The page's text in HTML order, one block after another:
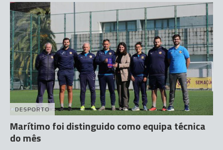
DESPORTO
Marítimo foi distinguido como equipa técnica
do mês